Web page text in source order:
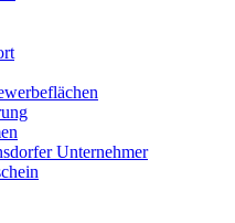
Unternehmer